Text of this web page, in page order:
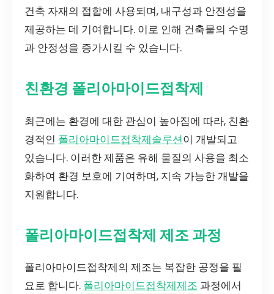
건축 자재의 접합에 사용되며, 내구성과 안전성을
제공하는 데 기여합니다. 이로 인해 건축물의 수명
과 안정성을 증가시킬 수 있습니다.
친환경 폴리아마이드접착제
최근에는 환경에 대한 관심이 높아짐에 따라, 친환
경적인 폴리아마이드접착제솔루션이 개발되고
있습니다. 이러한 제품은 유해 물질의 사용을 최소
화하여 환경 보호에 기여하며, 지속 가능한 개발을
지원합니다.
폴리아마이드접착제 제조 과정
폴리아마이드접착제의 제조는 복잡한 공정을 필
요로 합니다. 폴리아마이드접착제제조 과정에서